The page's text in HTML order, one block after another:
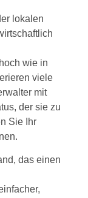
lokalen
wie in
viele
mit
der sie zu
Sie Ihr
das einen